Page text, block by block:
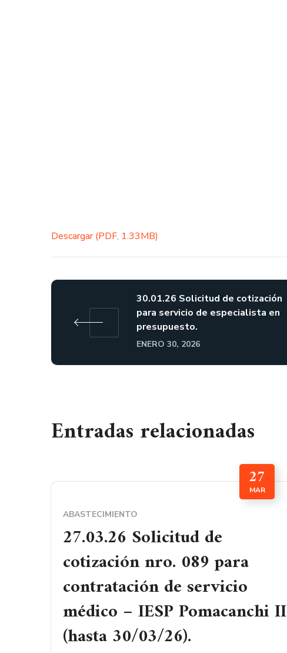
Descargar (PDF, 1.33MB)
30.01.26 Solicitud de cotización
para servicio de especialista en
presupuesto.
ENERO 30, 2026
Entradas relacionadas
27
MAR
ABASTECIMIENTO
27.03.26 Solicitud de
cotización nro. 089 para
contratación de servicio
médico – IESP Pomacanchi II
(hasta 30/03/26).